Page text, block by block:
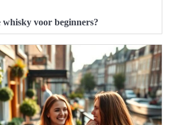
whisky voor beginners?